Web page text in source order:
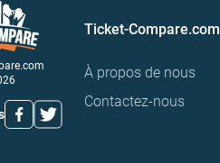
Ticket-Compare.com
À propos de nous
Contactez-nous